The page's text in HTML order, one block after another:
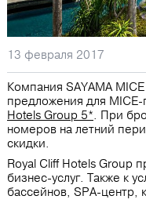
13 февраля 2017
Компания SAYAMA
предложения для MICE-
Hotels Group 5*. При
номеров на летний
скидки.
Royal Cliff Hotels Group
бизнес-услуг. Также к
бассейнов, SPA-центр,